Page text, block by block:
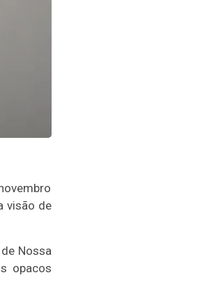
visão de
Nossa
opacos